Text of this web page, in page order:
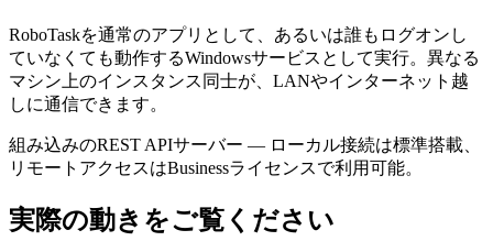
RoboTaskを通常のアプリとして、あるいは誰もログオンし
ていなくても動作するWindowsサービスとして実行。異なる
マシン上のインスタンス同士が、LANやインターネット越
しに通信できます。
組み込みのREST APIサーバー — ローカル接続は標準搭載、
リモートアクセスはBusinessライセンスで利用可能。
実際の動きをご覧ください